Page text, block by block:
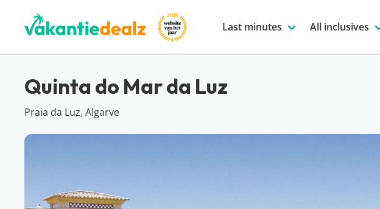
Last minutes All inclusives
Quinta do Mar da Luz
Praia da Luz, Algarve